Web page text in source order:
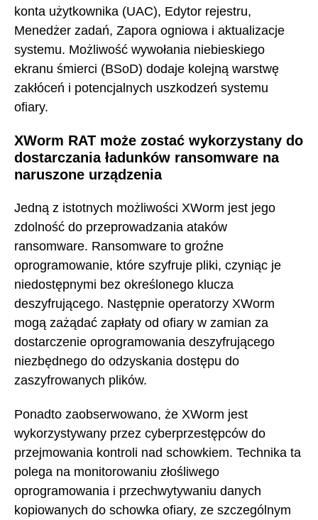
konta użytkownika (UAC), Edytor rejestru,
Menedżer zadań, Zapora ogniowa i aktualizacje
systemu. Możliwość wywołania niebieskiego
ekranu śmierci (BSoD) dodaje kolejną warstwę
zakłóceń i potencjalnych uszkodzeń systemu
ofiary.
XWorm RAT może zostać wykorzystany do
dostarczania ładunków ransomware na
naruszone urządzenia
Jedną z istotnych możliwości XWorm jest jego
zdolność do przeprowadzania ataków
ransomware. Ransomware to groźne
oprogramowanie, które szyfruje pliki, czyniąc je
niedostępnymi bez określonego klucza
deszyfrującego. Następnie operatorzy XWorm
mogą zażądać zapłaty od ofiary w zamian za
dostarczenie oprogramowania deszyfrującego
niezbędnego do odzyskania dostępu do
zaszyfrowanych plików.
Ponadto zaobserwowano, że XWorm jest
wykorzystywany przez cyberprzestępców do
przejmowania kontroli nad schowkiem. Technika ta
polega na monitorowaniu złośliwego
oprogramowania i przechwytywaniu danych
kopiowanych do schowka ofiary, ze szczególnym